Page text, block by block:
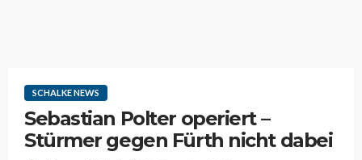
SCHALKE NEWS
Sebastian Polter operiert –
Stürmer gegen Fürth nicht dabei